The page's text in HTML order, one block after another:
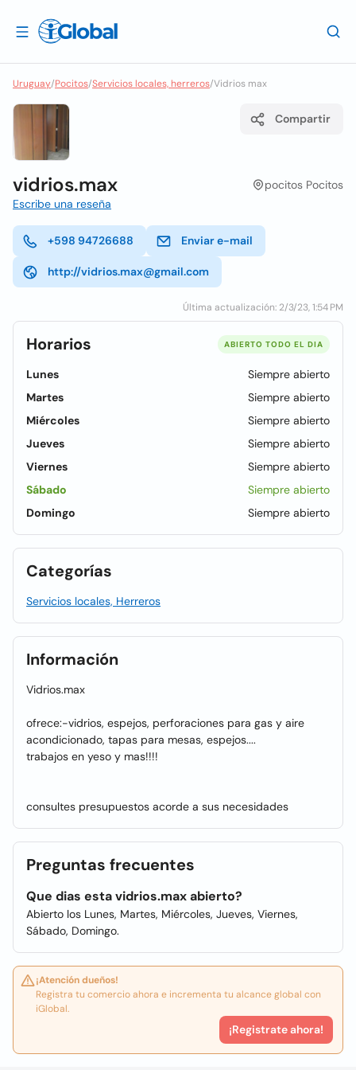
Uruguay/Pocitos/Servicios locales, herreros/Vidrios max
Compartir
vidrios.max
pocitos Pocitos
Escribe una reseña
+598 94726688 Enviar e-mail
http://vidrios.max@gmail.com
Última actualización: 2/3/23, 1:54 PM
Horarios ABIERTO TODO EL DIA
Lunes
Siempre abierto
Martes
Siempre abierto
Miércoles
Siempre abierto
Jueves
Siempre abierto
Viernes
Siempre abierto
Sábado
Siempre abierto
Domingo
Siempre abierto
Categorías
Servicios locales, Herreros
Información
Vidrios.max
ofrece:-vidrios, espejos, perforaciones para gas y aire
acondicionado, tapas para mesas, espejos....
trabajos en yeso y mas!!!!
consultes presupuestos acorde a sus necesidades
Preguntas frecuentes
Que dias esta vidrios.max abierto?
Abierto los Lunes, Martes, Miércoles, Jueves, Viernes,
Sábado, Domingo.
¡Atención dueños!
Registra tu comercio ahora e incrementa tu alcance global con
iGlobal.
¡Registrate ahora!